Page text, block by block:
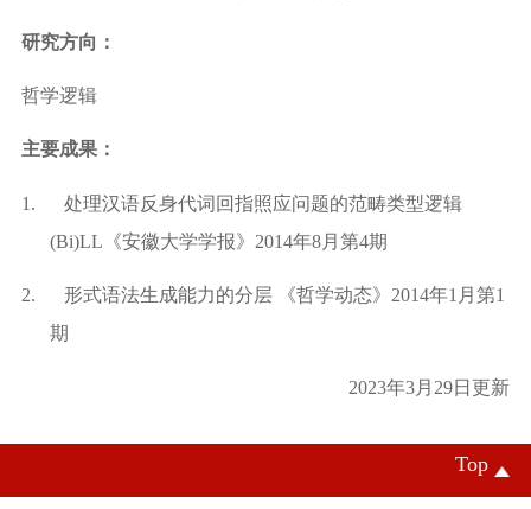
研究方向：
哲学逻辑
主要成果：
1.
处理汉语反身代词回指照应问题的范畴类型逻辑
(Bi)LL 《安徽大学学报》 2014年8月第4期
2. 形式语法生成能力的分层 《哲学动态》 2014年1 月第1
期
2023年3月29日更新
Top